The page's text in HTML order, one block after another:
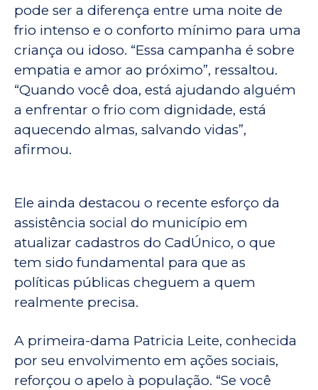
pode ser a diferença entre uma noite de
frio intenso e o conforto mínimo para uma
criança ou idoso. “Essa campanha é sobre
empatia e amor ao próximo”, ressaltou.
“Quando você doa, está ajudando alguém
a enfrentar o frio com dignidade, está
aquecendo almas, salvando vidas”,
afirmou.
Ele ainda destacou o recente esforço da
assistência social do município em
atualizar cadastros do CadÚnico, o que
tem sido fundamental para que as
políticas públicas cheguem a quem
realmente precisa.
A primeira-dama Patricia Leite, conhecida
por seu envolvimento em ações sociais,
reforçou o apelo à população. “Se você